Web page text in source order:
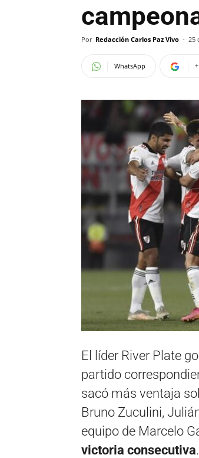
Por Redacción Carlos Paz Vivo - 25
WhatsApp
El líder River Plate
partido
sacó más ventaja
Bruno Zuculini,
equipo de Marcelo
victoria consecutiva.